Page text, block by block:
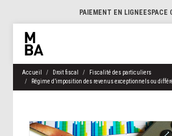
PAIEMENT EN LIGNEESPACE
Accueil Droit fiscal
Fiscalité des particuliers
Régime d’imposition des revenus exceptionnels ou